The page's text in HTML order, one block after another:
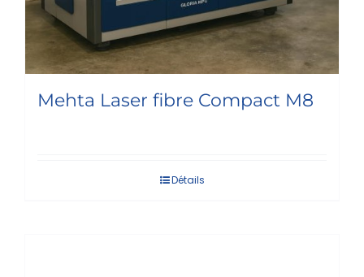
Mehta Laser fibre Compact M8
Détails